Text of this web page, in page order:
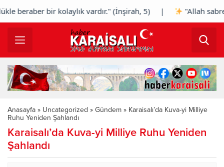
beraber bir kolaylık vardır." (İnşirah, 5) | "Allah
Anasayfa » Uncategorized » Gündem » Karaisalı’da Kuva-yi Milliye
Ruhu Yeniden Şahlandı
Karaisalı’da Kuva-yi Milliye Ruhu Yeniden
Şahlandı